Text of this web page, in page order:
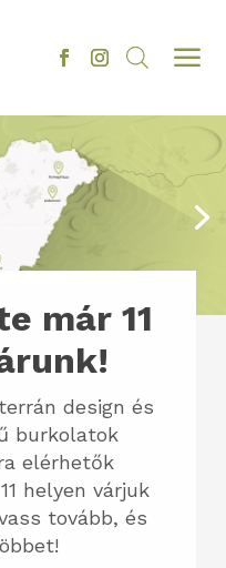
a
már 11
design és
burkolatok
elérhetők
helyen várjuk
tovább, és